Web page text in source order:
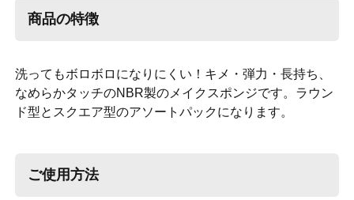
商品の特徴
洗ってもボロボロになりにくい！キメ・弾力・長持ち、
なめらかタッチのNBR製のメイクスポンジです。ラウン
ド型とスクエア型のアソートパックになります。
ご使用方法